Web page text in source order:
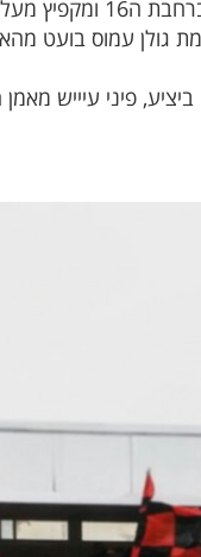
פתיחת המחצית השניה ביציע,